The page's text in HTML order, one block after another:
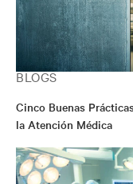
BLOGS
Cinco Buenas
la Atención Médica